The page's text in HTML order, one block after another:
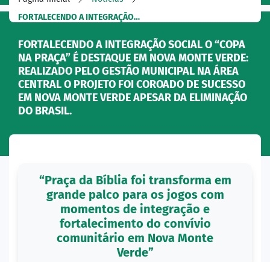
FORTALECENDO A INTEGRAÇÃO…
FORTALECENDO A INTEGRAÇÃO SOCIAL O “COPA
NA PRAÇA” É DESTAQUE EM NOVA MONTE VERDE:
REALIZADO PELO GESTÃO MUNICIPAL NA ÁREA
CENTRAL O PROJETO FOI COROADO DE SUCESSO
EM NOVA MONTE VERDE APESAR DA ELIMINAÇÃO
DO BRASIL.
“Praça da Bíblia foi transforma em
grande palco para os jogos com
momentos de integração e
fortalecimento do convívio
comunitário em Nova Monte
Verde”